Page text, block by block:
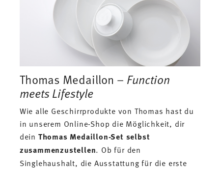
Thomas Medaillon – Function
meets Lifestyle
Wie alle Geschirrprodukte von Thomas hast du
in unserem Online-Shop die Möglichkeit, dir
dein Thomas Medaillon-Set selbst
zusammenzustellen. Ob für den
Singlehaushalt, die Ausstattung für die erste